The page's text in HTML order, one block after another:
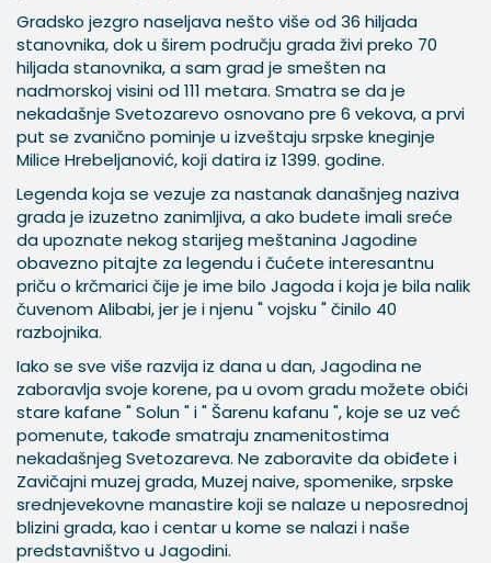
Gradsko jezgro naseljava nešto više od 36 hiljada
stanovnika, dok u širem području grada živi preko 70
hiljada stanovnika, a sam grad je smešten na
nadmorskoj visini od 111 metara. Smatra se da je
nekadašnje Svetozarevo osnovano pre 6 vekova, a prvi
put se zvanično pominje u izveštaju srpske kneginje
Milice Hrebeljanović, koji datira iz 1399. godine.
Legenda koja se vezuje za nastanak današnjeg naziva
grada je izuzetno zanimljiva, a ako budete imali sreće
da upoznate nekog starijeg meštanina Jagodine
obavezno pitajte za legendu i čućete interesantnu
priču o krčmarici čije je ime bilo Jagoda i koja je bila nalik
čuvenom Alibabi, jer je i njenu " vojsku " činilo 40
razbojnika.
Iako se sve više razvija iz dana u dan, Jagodina ne
zaboravlja svoje korene, pa u ovom gradu možete obići
stare kafane " Solun " i " Šarenu kafanu ", koje se uz već
pomenute, takođe smatraju znamenitostima
nekadašnjeg Svetozareva. Ne zaboravite da obiđete i
Zavičajni muzej grada, Muzej naive, spomenike, srpske
srednjevekovne manastire koji se nalaze u neposrednoj
blizini grada, kao i centar u kome se nalazi i naše
predstavništvo u Jagodini.